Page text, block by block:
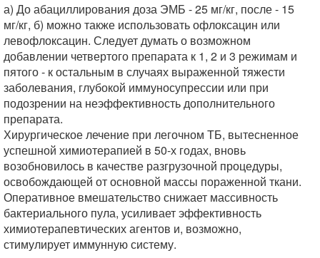
а) До абациллирования доза ЭМБ - 25 мг/кг, после - 15
мг/кг, б) можно также использовать офлоксацин или
левофлоксацин. Следует думать о возможном
добавлении четвертого препарата к 1, 2 и 3 режимам и
пятого - к остальным в случаях выраженной тяжести
заболевания, глубокой иммуносупрессии или при
подозрении на неэффективность дополнительного
препарата.
Хирургическое лечение при легочном ТБ, вытесненное
успешной химиотерапией в 50-х годах, вновь
возобновилось в качестве разгрузочной процедуры,
освобождающей от основной массы пораженной ткани.
Оперативное вмешательство снижает массивность
бактериального пула, усиливает эффективность
химиотерапевтических агентов и, возможно,
стимулирует иммунную систему.